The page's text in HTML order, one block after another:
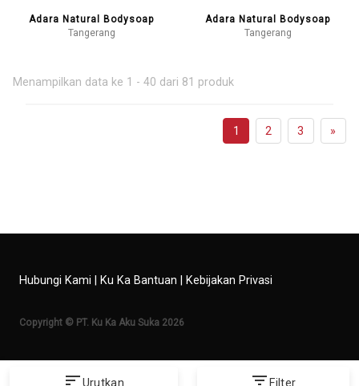
Adara Natural Bodysoap
Tangerang
Adara Natural Bodysoap
Tangerang
Menampilkan data ke 1 - 40 dari 81 produk
1 2 3 »
sortUrutkan filter_listFilter
Hubungi Kami Ku Ka Bantuan Kebijakan Privasi
Copyright © PT. Ku Ka Aku Suka 2026